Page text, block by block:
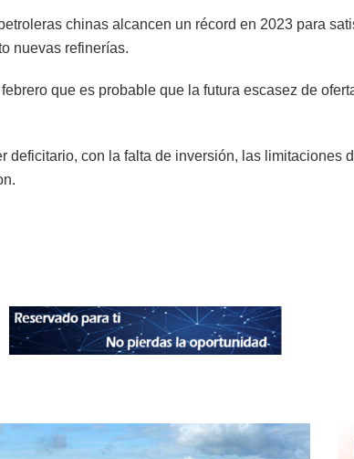
chinas alcancen un récord en 2023 para
nuevas refinerías.
que es probable que la futura escasez de
deficitario, con la falta de inversión, las limitaciones